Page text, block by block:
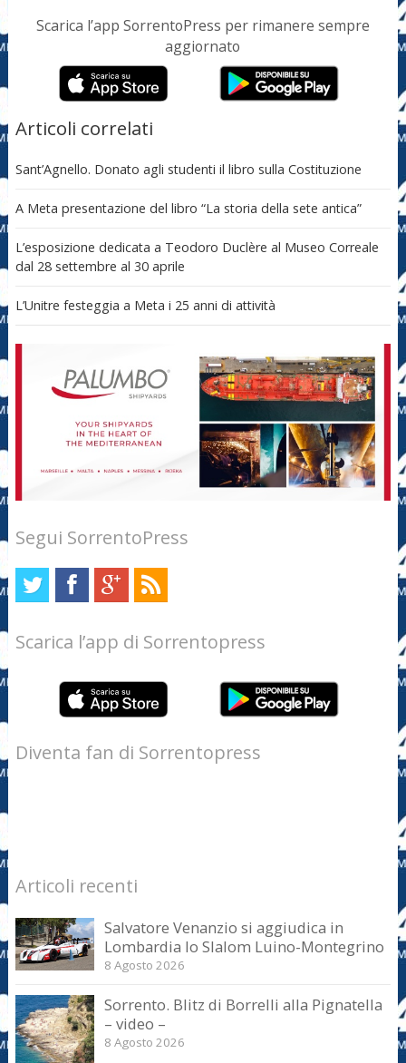
Scarica l’app SorrentoPress per rimanere sempre
aggiornato
Articoli correlati
Sant’Agnello. Donato agli studenti il libro sulla Costituzione
A Meta presentazione del libro “La storia della sete antica”
L’esposizione dedicata a Teodoro Duclère al Museo Correale
dal 28 settembre al 30 aprile
L’Unitre festeggia a Meta i 25 anni di attività
Segui SorrentoPress
Scarica l’app di Sorrentopress
Diventa fan di Sorrentopress
Articoli recenti
Salvatore Venanzio si aggiudica in
Lombardia lo Slalom Luino-Montegrino
8 Agosto 2026
Sorrento. Blitz di Borrelli alla Pignatella
– video –
8 Agosto 2026